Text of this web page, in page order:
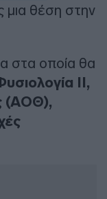
μια θέση στην
στα οποία θα
ΙΙ,
(ΑΟΘ),